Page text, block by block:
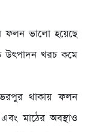
ফলন ভালো হয়েছে
উৎপাদন খরচ কমে
থাকায় ফলন
মাঠের অবস্থাও